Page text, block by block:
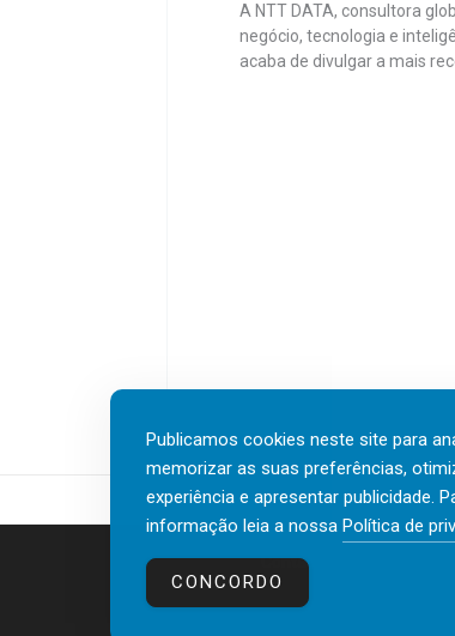
A NTT DATA, consultora
negócio, tecnologia e
acaba de divulgar a mais
Contactos
Publicamos cookies neste site para
memorizar as suas preferências,
experiência e apresentar publicidade.
informação leia a nossa Política de
CONCORDO